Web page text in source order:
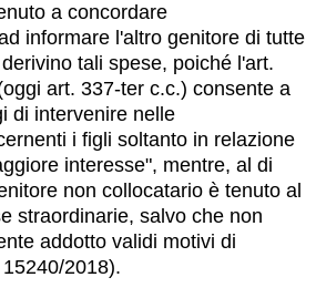
a concordare
informare l'altro genitore di tutte
tali spese, poiché l'art.
art. 337-ter c.c.) consente a
di intervenire nelle
i figli soltanto in relazione
interesse", mentre, al di
non collocatario è tenuto al
straordinarie, salvo che non
addotto validi motivi di
2018).